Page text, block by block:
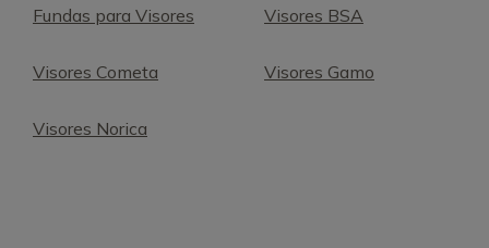
Fundas para Visores Visores BSA
Visores Cometa Visores Gamo
Visores Norica